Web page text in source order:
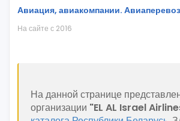
Авиация, авиакомпании.
На сайте с 2016
На данной странице
организации "EL AL Israel